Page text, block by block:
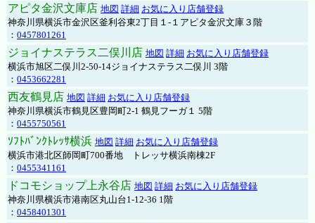
アピタ金沢文庫店 地図 詳細 お気に入り店舗登録
神奈川県横浜市金沢区釜利谷東2丁目１-１アピタ金沢文庫３階
： 0457801261
ジョイナステラス二俣川店 地図 詳細 お気に入り店舗登録
横浜市旭区二俣川2-50-14ジョイナステラス二俣川 3階
： 0453662281
西友鶴見店 地図 詳細 お気に入り店舗登録
神奈川県横浜市鶴見区豊岡町2-1 鶴見フーガ１ 5階
： 0455750561
ｿﾌﾄﾊﾞﾝｸﾄﾚｯｻ横浜 地図 詳細 お気に入り店舗登録
横浜市港北区師岡町700番地 トレッサ横浜南棟2F
： 0455341161
ドコモショップ上永谷店 地図 詳細 お気に入り店舗登録
神奈川県横浜市港南区丸山台1-12-36 1階
： 0458401301